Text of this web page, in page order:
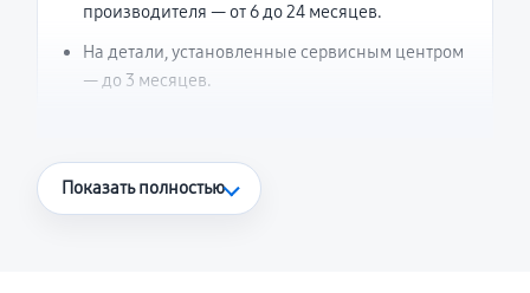
производителя — от 6 до 24 месяцев.
На детали, установленные сервисным центром
— до 3 месяцев.
Что считается гарантийным случаем
Показать полностью